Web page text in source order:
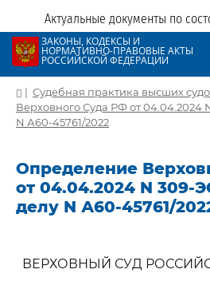
Актуальные документы по
ЗАКОНЫ, КОДЕКСЫ И
НОРМАТИВНО-ПРАВОВЫЕ АКТЫ
РОССИЙСКОЙ ФЕДЕРАЦИИ
| Судебная практика высших
Верховного Суда РФ от 04.04.2024
N А60-45761/2022
Определение
от 04.04.2024 N 309-
делу N А60-45761/
ВЕРХОВНЫЙ СУД